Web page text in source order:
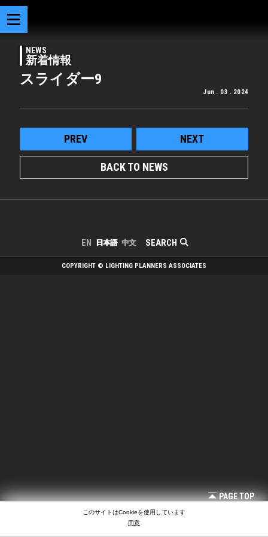
NEWS
新着情報
スライダー9
Jun . 03 . 2024
PREV NEXT
BACK TO NEWS
SEARCH
EN 日本語 中文
PAGE TOP
COPYRIGHT © LIGHTING PLANNERS ASSOCIATES
このサイトはCookieを使用しています
同意